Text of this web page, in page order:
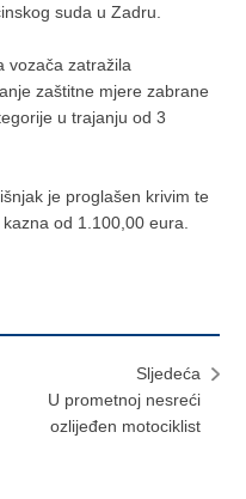
suda u Zadru.
vozača zatražila
zaštitne mjere zabrane
u trajanju od 3
je proglašen krivim te
od 1.100,00 eura.
Sljedeća
U prometnoj nesreći
ozlijeđen motociklist